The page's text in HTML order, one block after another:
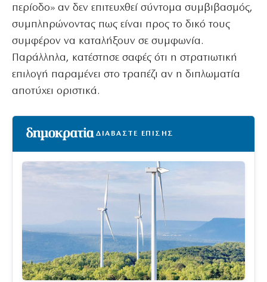
περίοδο» αν δεν επιτευχθεί σύντομα συμβιβασμός,
συμπληρώνοντας πως είναι προς το δικό τους
συμφέρον να καταλήξουν σε συμφωνία.
Παράλληλα, κατέστησε σαφές ότι η στρατιωτική
επιλογή παραμένει στο τραπέζι αν η διπλωματία
αποτύχει οριστικά.
ΔΙΑΒΑΣΤΕ ΕΠΙΣΗΣ